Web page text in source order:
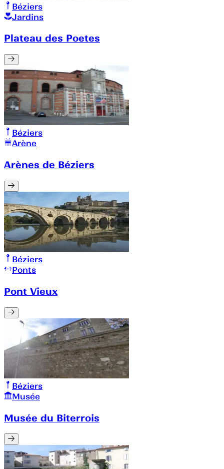
Béziers
Jardins
Plateau des Poetes
Béziers
Arène
Arènes de Béziers
Béziers
Ponts
Pont Vieux
Béziers
Musée
Musée du Biterrois